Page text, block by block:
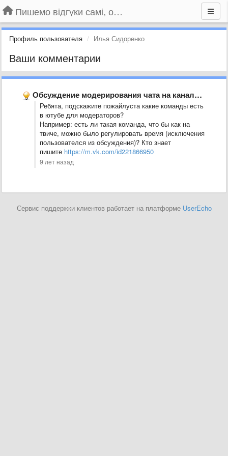
Пишемо відгуки самі, обговорюємо інші ідеї та пропозиції до Громадського Телебачення
Профиль пользователя Илья Сидоренко
Ваши комментарии
Обсуждение модерирования чата на канале youtube.
Ребята, подскажите пожайлуста какие команды есть
в ютубе для модераторов?
Например: есть ли такая команда, что бы как на
твиче, можно было регулировать время (исключения
пользователся из обсуждения)? Кто знает
пишите https://m.vk.com/id221866950
9 лет назад
Сервис поддержки клиентов работает на платформе UserEcho